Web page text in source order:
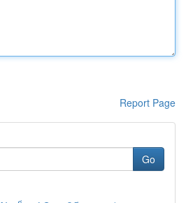
Report Page
Go